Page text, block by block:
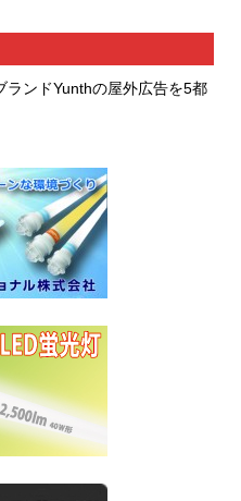
ランドYunthの屋外広告を5都